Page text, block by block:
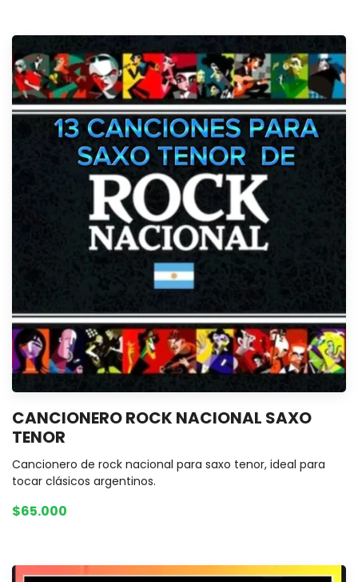
CANCIONERO ROCK NACIONAL SAXO
TENOR
Cancionero de rock nacional para saxo tenor, ideal para
tocar clásicos argentinos.
$65.000